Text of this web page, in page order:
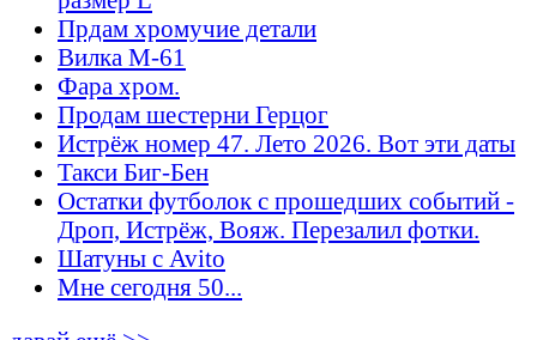
Прдам хромучие детали
Вилка М-61
Фара хром.
Продам шестерни Герцог
Истрёж номер 47. Лето 2026. Вот эти даты
Такси Биг-Бен
Остатки футболок с прошедших событий -
Дроп, Истрёж, Вояж. Перезалил фотки.
Шатуны с Avito
Мне сегодня 50...